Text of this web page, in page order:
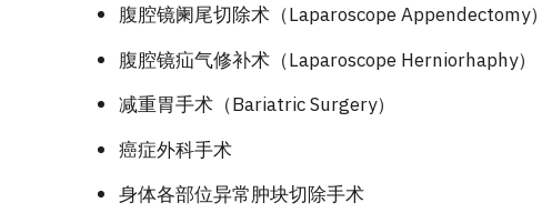
腹腔镜阑尾切除术（Laparoscope Appendectomy
腹腔镜疝气修补术（Laparoscope Herniorhaphy）
减重胃手术（Bariatric Surgery）
癌症外科手术
身体各部位异常肿块切除手术